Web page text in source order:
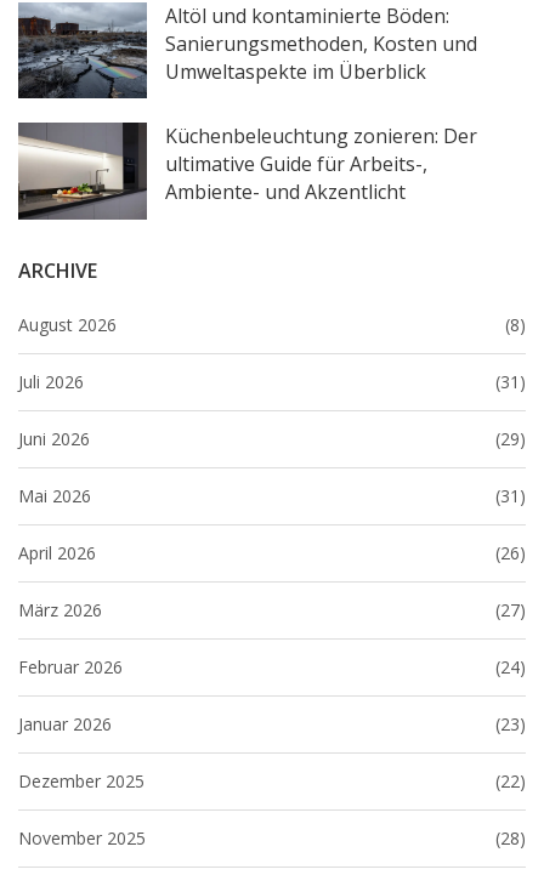
Altöl und kontaminierte Böden:
Sanierungsmethoden, Kosten und
Umweltaspekte im Überblick
Küchenbeleuchtung zonieren: Der
ultimative Guide für Arbeits-,
Ambiente- und Akzentlicht
ARCHIVE
August 2026 (8)
Juli 2026 (31)
Juni 2026 (29)
Mai 2026 (31)
April 2026 (26)
März 2026 (27)
Februar 2026 (24)
Januar 2026 (23)
Dezember 2025 (22)
November 2025 (28)